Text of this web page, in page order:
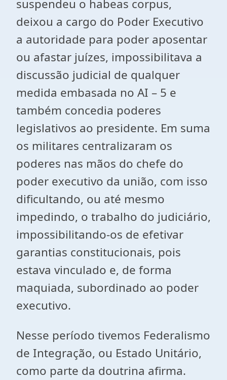
suspendeu o habeas corpus,
deixou a cargo do Poder Executivo
a autoridade para poder aposentar
ou afastar juízes, impossibilitava a
discussão judicial de qualquer
medida embasada no AI – 5 e
também concedia poderes
legislativos ao presidente. Em suma
os militares centralizaram os
poderes nas mãos do chefe do
poder executivo da união, com isso
dificultando, ou até mesmo
impedindo, o trabalho do judiciário,
impossibilitando-os de efetivar
garantias constitucionais, pois
estava vinculado e, de forma
maquiada, subordinado ao poder
executivo.
Nesse período tivemos Federalismo
de Integração, ou Estado Unitário,
como parte da doutrina afirma.